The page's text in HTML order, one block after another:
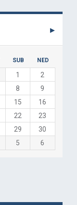
SUB NED
1
2
8
9
15
16
22
23
29
30
5 6